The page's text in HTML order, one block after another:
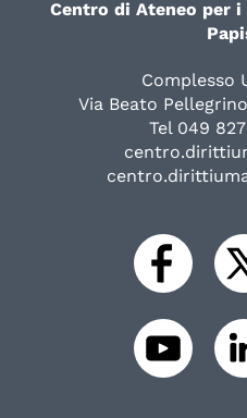
Centro di Ateneo per
Complesso
Via Beato
Tel 049 827